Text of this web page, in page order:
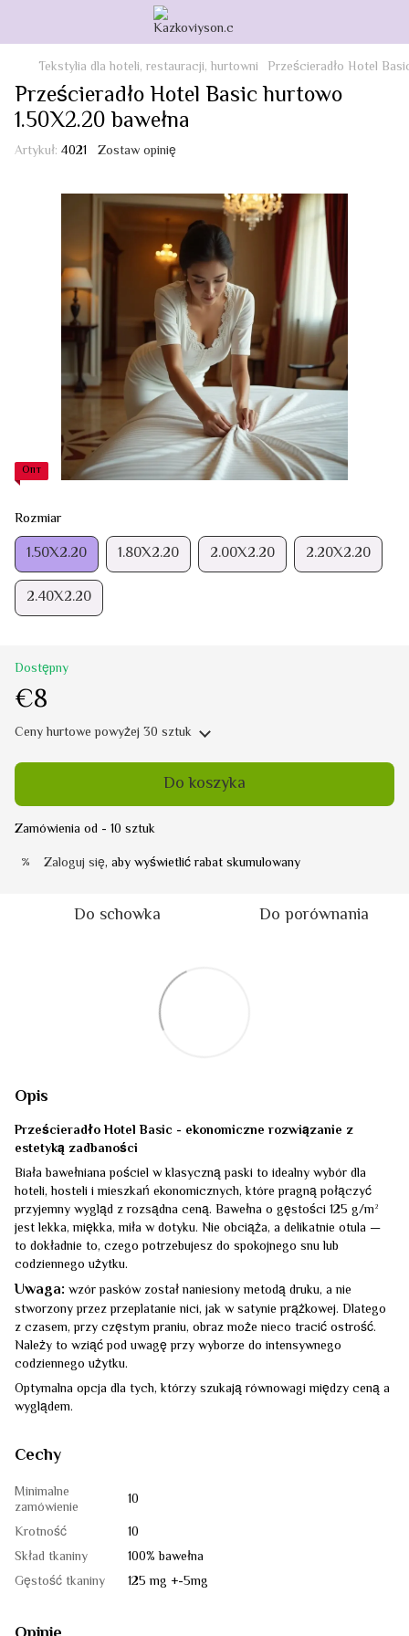
Tekstylia dla hoteli, restauracji, hurtowni Prześcieradło Hotel
Prześcieradło Hotel Basic hurtowo
1.50X2.20 bawełna
Artykuł: 4021 Zostaw opinię
Опт
Rozmiar
1.50Х2.20 1.80Х2.20 2.00Х2.20
2.20Х2.20
2.40Х2.20
Dostępny
€8
Ceny hurtowepowyżej 30 sztuk
Do koszyka
Zamówienia od - 10 sztuk
% Zaloguj się, aby wyświetlić rabat skumulowany
Do schowka Do porównania
Opis
Prześcieradło Hotel Basic - ekonomiczne rozwiązanie z
estetyką zadbaności
Biała bawełniana pościel w klasyczną paski to idealny wybór dla
hoteli, hosteli i mieszkań ekonomicznych, które pragną połączyć
przyjemny wygląd z rozsądna ceną. Bawełna o gęstości 125 g/m²
jest lekka, miękka, miła w dotyku. Nie obciąża, a delikatnie otula —
to dokładnie to, czego potrzebujesz do spokojnego snu lub
codziennego użytku.
Uwaga: wzór pasków został naniesiony metodą druku, a nie
stworzony przez przeplatanie nici, jak w satynie prążkowej. Dlatego
z czasem, przy częstym praniu, obraz może nieco tracić ostrość.
Należy to wziąć pod uwagę przy wyborze do intensywnego
codziennego użytku.
Optymalna opcja dla tych, którzy szukają równowagi między ceną a
wyglądem.
Cechy
Minimalne
zamówienie
10
Krotność
10
Skład tkaniny
100% bawełna
Gęstość tkaniny
125 mg +-5mg